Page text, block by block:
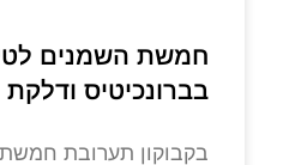
חמשת השמנים
בברונכיטיס ודלקת
בקבוקון תערובת